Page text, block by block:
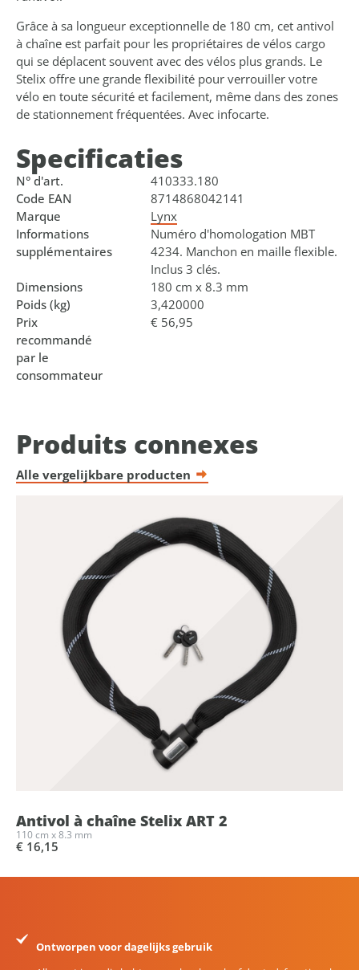
Grâce à sa longueur exceptionnelle de 180 cm, cet antivol
à chaîne est parfait pour les propriétaires de vélos cargo
qui se déplacent souvent avec des vélos plus grands. Le
Stelix offre une grande flexibilité pour verrouiller votre
vélo en toute sécurité et facilement, même dans des zones
de stationnement fréquentées. Avec infocarte.
Specificaties
N° d'art.
410333.180
Code EAN
8714868042141
Marque
Lynx
Informations
supplémentaires
Numéro d'homologation MBT
4234. Manchon en maille flexible.
Inclus 3 clés.
Dimensions
180 cm x 8.3 mm
Poids (kg)
3,420000
Prix
recommandé
par le
consommateur
€ 56,95
Produits connexes
Alle vergelijkbare producten
Antivol à chaîne Stelix ART 2
110 cm x 8.3 mm
€ 16,15
Ontworpen voor dagelijks gebruik